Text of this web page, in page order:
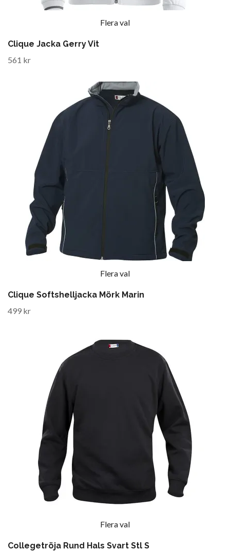
Flera val
Clique Jacka Gerry Vit
561 kr
Flera val
Clique Softshelljacka Mörk Marin
499 kr
Flera val
Collegetröja Rund Hals Svart Stl S